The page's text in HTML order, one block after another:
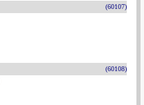
(60107)
(60108)